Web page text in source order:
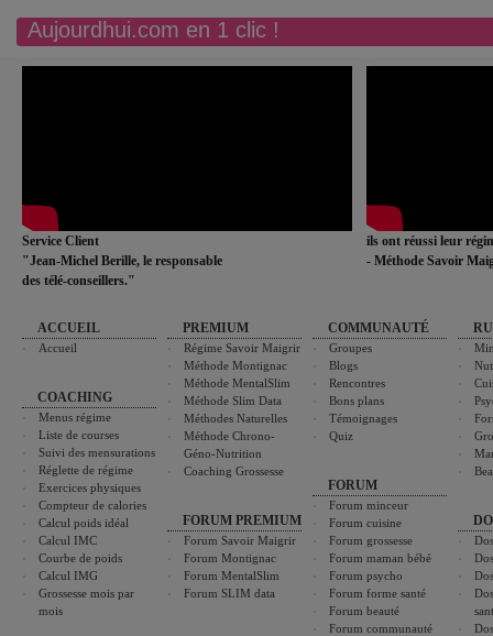
Aujourdhui.com en 1 clic !
Service Client
"Jean-Michel Berille, le responsable
des télé-conseillers."
ils ont réussi leur
- Méthode Savoir
ACCUEIL
Accueil
COACHING
Menus régime
Liste de courses
Suivi des mensurations
Réglette de régime
Exercices physiques
Compteur de calories
Calcul poids idéal
Calcul IMC
Courbe de poids
Calcul IMG
Grossesse mois par
mois
PREMIUM
Régime Savoir Maigrir
Méthode Montignac
Méthode MentalSlim
Méthode Slim Data
Méthodes Naturelles
Méthode Chrono-
Géno-Nutrition
Coaching Grossesse
FORUM PREMIUM
Forum Savoir Maigrir
Forum Montignac
Forum MentalSlim
Forum SLIM data
COMMUNAUTÉ
Groupes
Blogs
Rencontres
Bons plans
Témoignages
Quiz
FORUM
Forum minceur
Forum cuisine
Forum grossesse
Forum maman bébé
Forum psycho
Forum forme santé
Forum beauté
Forum communauté